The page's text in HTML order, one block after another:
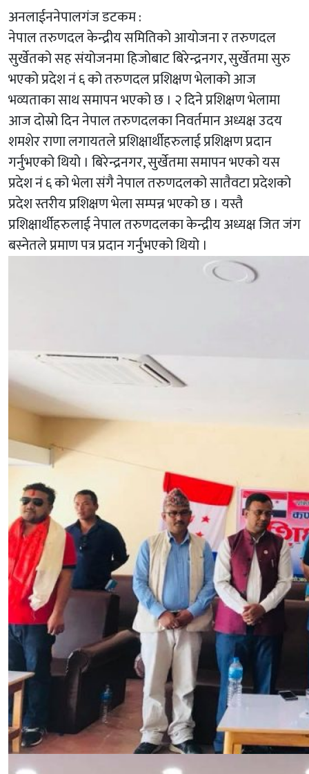
अनलाईननेपालगंज डटकम :
नेपाल तरुणदल केन्द्रीय समितिको आयोजना र तरुणदल
सुर्खेतको सह संयोजनमा हिजोबाट बिरेन्द्रनगर, सुर्खेतमा सुरु
भएको प्रदेश नं ६ को तरुणदल प्रशिक्षण भेलाको आज
भव्यताका साथ समापन भएको छ । २ दिने प्रशिक्षण भेलामा
आज दोस्रो दिन नेपाल तरुणदलका निवर्तमान अध्यक्ष उदय
शमशेर राणा लगायतले प्रशिक्षार्थीहरुलाई प्रशिक्षण प्रदान
गर्नुभएको थियो । बिरेन्द्रनगर, सुर्खेतमा समापन भएको यस
प्रदेश नं ६ को भेला संगै नेपाल तरुणदलको सातैवटा प्रदेशको
प्रदेश स्तरीय प्रशिक्षण भेला सम्पन्न भएको छ । यस्तै
प्रशिक्षार्थीहरुलाई नेपाल तरुणदलका केन्द्रीय अध्यक्ष जित जंग
बस्नेतले प्रमाण पत्र प्रदान गर्नुभएको थियो ।